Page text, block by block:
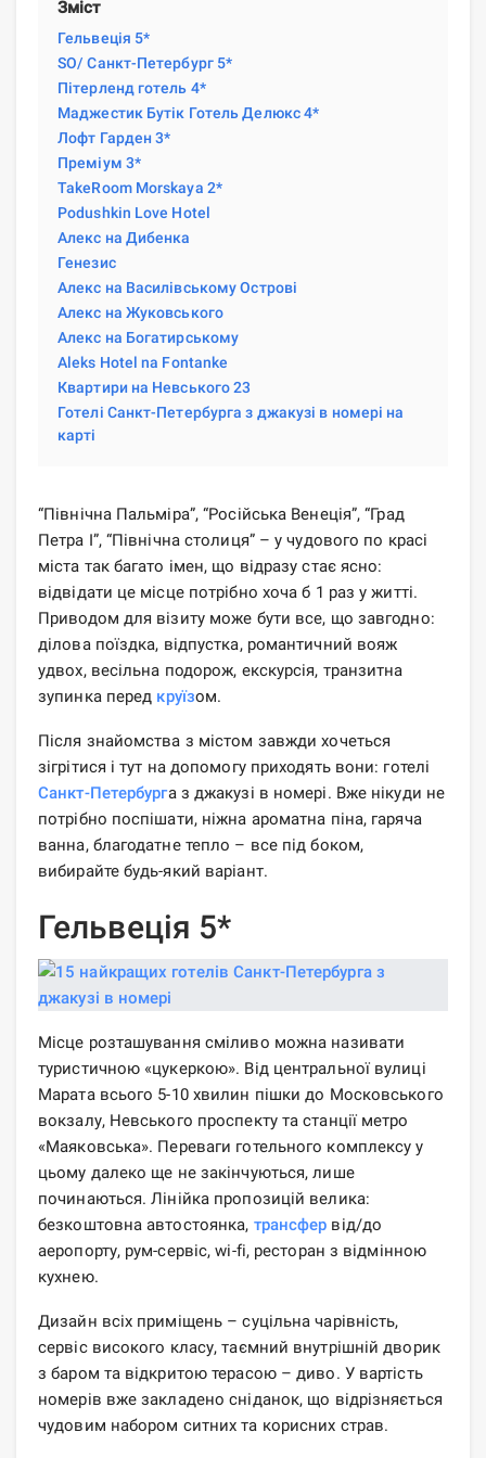
Зміст
Гельвеція 5*
SO/ Санкт-Петербург 5*
Пітерленд готель 4*
Маджестик Бутік Готель Делюкс 4*
Лофт Гарден 3*
Преміум 3*
TakeRoom Morskaya 2*
Podushkin Love Hotel
Алекс на Дибенка
Генезис
Алекс на Василівському Острові
Алекс на Жуковського
Алекс на Богатирському
Aleks Hotel na Fontanke
Квартири на Невського 23
Готелі Санкт-Петербурга з джакузі в номері на
карті
“Північна Пальміра”, “Російська Венеція”, “Град
Петра Ι”, “Північна столиця” – у чудового по красі
міста так багато імен, що відразу стає ясно:
відвідати це місце потрібно хоча б 1 раз у житті.
Приводом для візиту може бути все, що завгодно:
ділова поїздка, відпустка, романтичний вояж
удвох, весільна подорож, екскурсія, транзитна
зупинка перед круїзом.
Після знайомства з містом завжди хочеться
зігрітися і тут на допомогу приходять вони: готелі
Санкт-Петербурга з джакузі в номері. Вже нікуди не
потрібно поспішати, ніжна ароматна піна, гаряча
ванна, благодатне тепло – все під боком,
вибирайте будь-який варіант.
Гельвеція 5*
Місце розташування сміливо можна називати
туристичною «цукеркою». Від центральної вулиці
Марата всього 5-10 хвилин пішки до Московського
вокзалу, Невського проспекту та станції метро
«Маяковська». Переваги готельного комплексу у
цьому далеко ще не закінчуються, лише
починаються. Лінійка пропозицій велика:
безкоштовна автостоянка, трансфер від/до
аеропорту, рум-сервіс, wi-fi, ресторан з відмінною
кухнею.
Дизайн всіх приміщень – суцільна чарівність,
сервіс високого класу, таємний внутрішній дворик
з баром та відкритою терасою – диво. У вартість
номерів вже закладено сніданок, що відрізняється
чудовим набором ситних та корисних страв.